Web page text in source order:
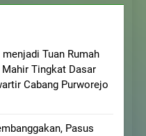
Tuan Rumah
Tingkat Dasar
Cabang Purworejo
Pasus